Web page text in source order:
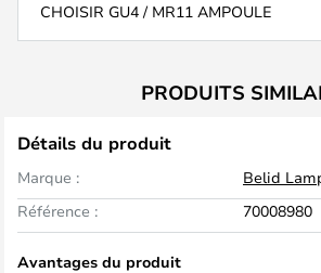
CHOISIR GU4 / MR11 AMPOULE
PRODUITS
Détails du produit
Marque :
Belid
Référence :
70008980
Avantages du produit